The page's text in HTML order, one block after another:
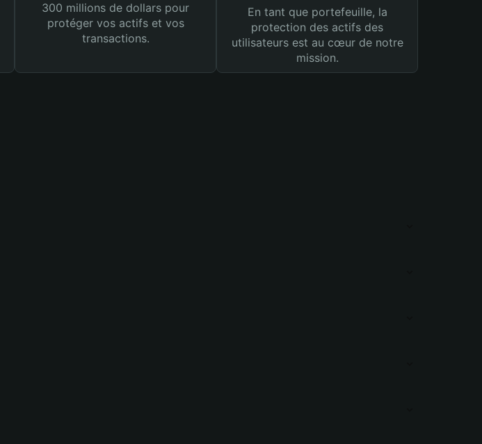
300 millions de dollars pour
protéger vos actifs et vos
transactions.
En tant que portefeuille, la
protection des actifs des
utilisateurs est au cœur de notre
mission.